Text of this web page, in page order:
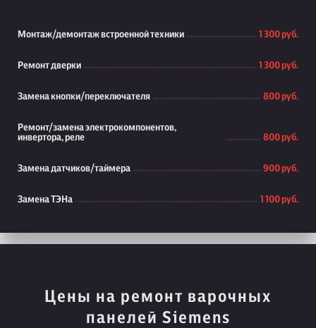
Монтаж/демонтаж встроенной техники 1 300 руб.
Ремонт дверки 1 300 руб.
Замена кнопки/переключателя 800 руб.
Ремонт/замена электрокомпонентов,
инвертора, реле
800 руб.
Замена датчиков/таймера 900 руб.
Замена ТЭНа 1 100 руб.
Цены на ремонт варочных
панелей Siemens